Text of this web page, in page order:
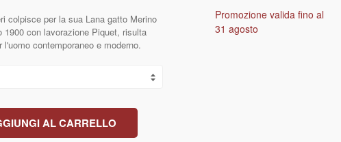
colpisce per la sua Lana gatto Merino
1900 con lavorazione Piquet, risulta
l'uomo contemporaneo e moderno.
Promozione valida fino al
31 agosto